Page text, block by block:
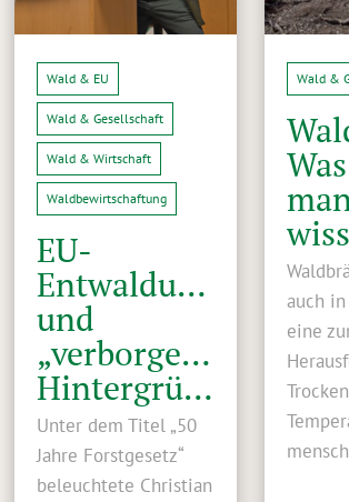
Wald & EU
Wald & Gesellschaft
Wald & Wirtschaft
Waldbewirtschaftung
EU-
und
„verborgene“
Hintergründe
Unter dem Titel „50
Jahre Forstgesetz“
beleuchtete Christian
Wald &
auch
eine